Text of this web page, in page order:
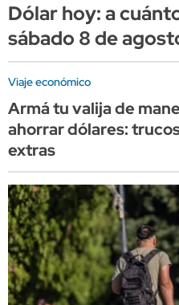
Dólar hoy: a
sábado 8 de
Viaje económico
Armá tu valija de
ahorrar dólares:
extras